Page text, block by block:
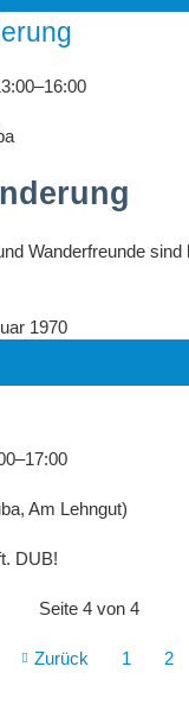
Wanderfreunde sind
1970
Am Lehngut)
DUB!
Seite 4 von 4
Zurück 1 2